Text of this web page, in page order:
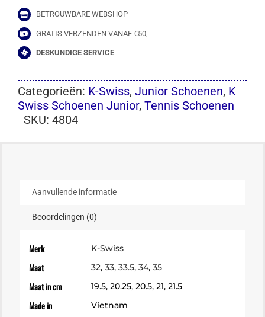
BETROUWBARE WEBSHOP
GRATIS VERZENDEN VANAF €50,-
DESKUNDIGE SERVICE
Categorieën: K-Swiss, Junior Schoenen, K
Swiss Schoenen Junior, Tennis Schoenen
SKU: 4804
Aanvullende informatie
Beoordelingen (0)
Merk K-Swiss
Maat 32,33,33.5,34,35
Maat in cm 19.5, 20.25, 20.5, 21, 21.5
Made in Vietnam